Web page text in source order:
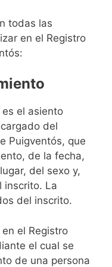
todas las
en el Registro
el asiento
del
Puigventós, que
de la fecha,
del sexo y,
inscrito. La
del inscrito.
el Registro
el cual se
de una persona